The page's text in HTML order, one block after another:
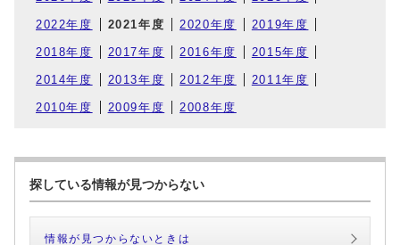
2022年度 2021年度 2020年度 2019年度
2018年度 2017年度 2016年度 2015年度
2014年度 2013年度 2012年度 2011年度
2010年度 2009年度 2008年度
探している情報が見つからない
情報が見つからないときは